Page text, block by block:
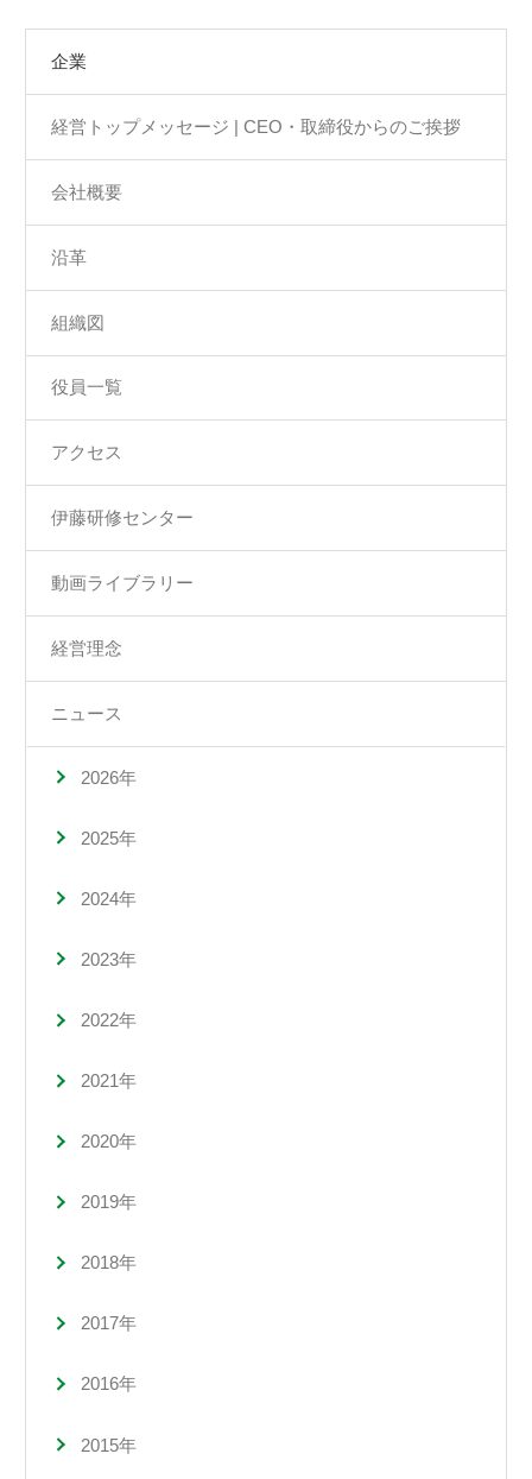
企業
経営トップメッセージ | CEO・取締役からのご挨拶
会社概要
沿革
組織図
役員一覧
アクセス
伊藤研修センター
動画ライブラリー
経営理念
ニュース
2026年
2025年
2024年
2023年
2022年
2021年
2020年
2019年
2018年
2017年
2016年
2015年